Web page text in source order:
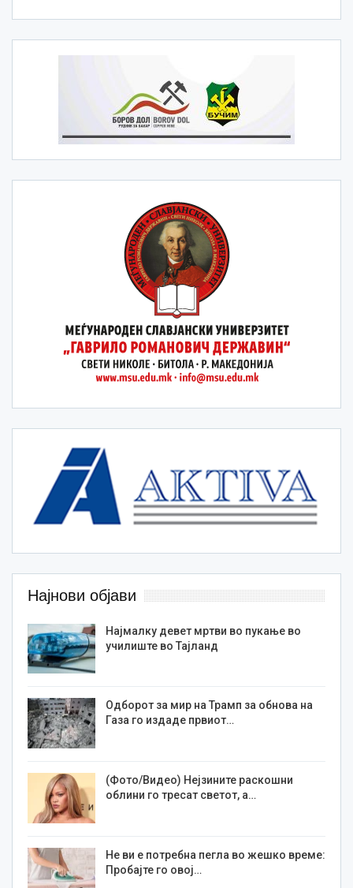
Најнови објави
Најмалку девет мртви во пукање во
училиште во Тајланд
Одборот за мир на Трамп за обнова на
Газа го издаде првиот…
(Фото/Видео) Нејзините раскошни
облини го тресат светот, а…
Не ви е потребна пегла во жешко време:
Пробајте го овој…